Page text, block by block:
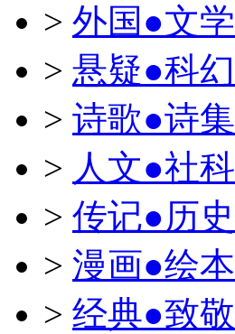
> 外国●文学
> 悬疑●科幻
> 诗歌●诗集
> 人文●社科
> 传记●历史
> 漫画●绘本
> 经典●致敬